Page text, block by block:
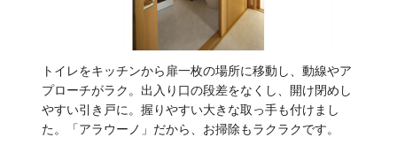
トイレをキッチンから扉一枚の場所に移動し、動線やア
プローチがラク。出入り口の段差をなくし、開け閉めし
やすい引き戸に。握りやすい大きな取っ手も付けまし
た。「アラウーノ」だから、お掃除もラクラクです。